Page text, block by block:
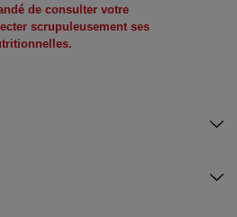
de consulter votre
scrupuleusement ses